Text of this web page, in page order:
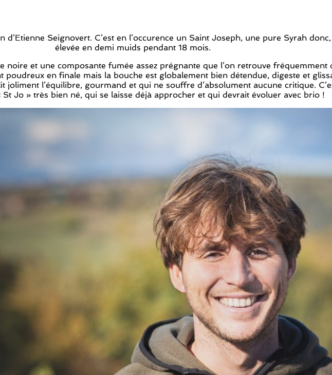
Seignovert. C’est en l’occurence un Saint Joseph, une pure Syrah
élevée en demi muids pendant 18 mois.
noire et une composante fumée assez prégnante que l’on retrouve fréquemment
en finale mais la bouche est globalement bien détendue, digeste et
l’équilibre, gourmand et qui ne souffre d’absolument aucune critique.
St Jo » très bien né, qui se laisse déjà approcher et qui devrait évoluer avec brio !